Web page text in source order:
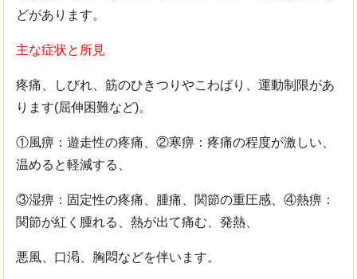
どがあります。
主な症状と所見
疼痛、しびれ、筋のひきつりやこわばり、運動制限があ
ります(屈伸困難など)。
①風痹：遊走性の疼痛、②寒痹：疼痛の程度が激しい、
温めると軽減する、
③湿痹：固定性の疼痛、腫痛、関節の重圧感、④熱痹：
関節が紅く腫れる、熱が出て痛む、発熱、
悪風、口渇、胸悶などを伴います。